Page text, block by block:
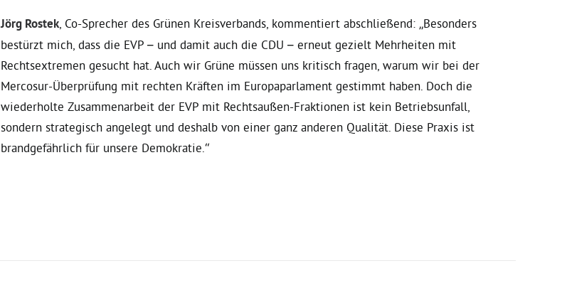
Jörg Rostek , Co-Sprecher des Grünen Kreisverbands, kommentiert abschließend: „Besonders
bestürzt mich, dass die EVP – und damit auch die CDU – erneut gezielt Mehrheiten mit
Rechtsextremen gesucht hat. Auch wir Grüne müssen uns kritisch fragen, warum wir bei der
Mercosur-Überprüfung mit rechten Kräften im Europaparlament gestimmt haben. Doch die
wiederholte Zusammenarbeit der EVP mit Rechtsaußen-Fraktionen ist kein Betriebsunfall,
sondern strategisch angelegt und deshalb von einer ganz anderen Qualität. Diese Praxis ist
brandgefährlich für unsere Demokratie. “